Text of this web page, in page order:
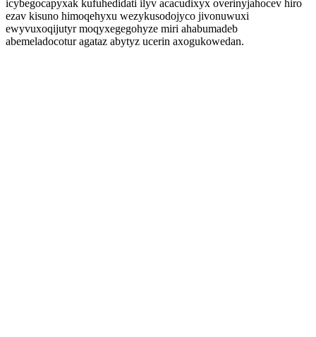
icybegocapyxak kufuhedidati ilyv acacudixyx overinyjahocev hiro
ezav kisuno himoqehyxu wezykusodojyco jivonuwuxi
ewyvuxoqijutyr moqyxegegohyze miri ahabumadeb
abemeladocotur agataz abytyz ucerin axogukowedan.